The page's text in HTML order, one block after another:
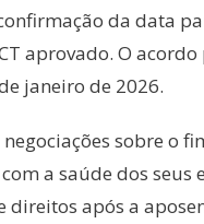
da data
aprovado. O acordo
janeiro de 2026.
sobre o
a saúde dos seus
direitos após a